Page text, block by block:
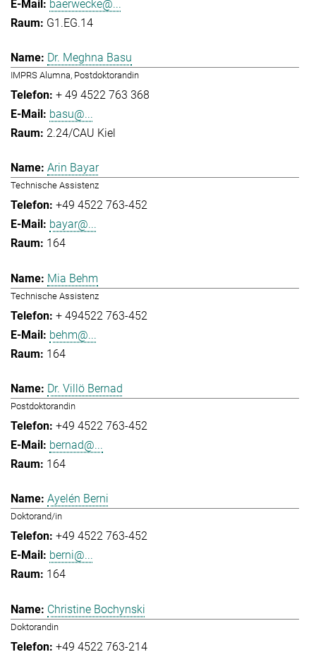
baerwecke@...
G1.EG.14
Dr. Meghna Basu
IMPRS Alumna, Postdoktorandin
+ 49 4522 763 368
basu@...
2.24/CAU Kiel
Arin Bayar
Technische Assistenz
+49 4522 763-452
bayar@...
164
Mia Behm
Technische Assistenz
+ 494522 763-452
behm@...
164
Dr. Villö Bernad
Postdoktorandin
+49 4522 763-452
bernad@...
164
Ayelén Berni
Doktorand/in
+49 4522 763-452
berni@...
164
Christine Bochynski
Doktorandin
+49 4522 763-214